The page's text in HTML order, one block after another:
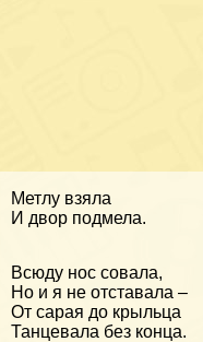
Метлу взяла
И двор подмела.
Всюду нос совала,
Но и я не отставала –
От сарая до крыльца
Танцевала без конца.